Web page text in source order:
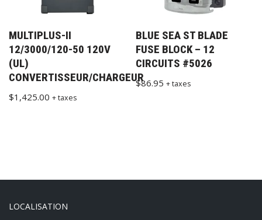
MULTIPLUS-II
12/3000/120-50 120V
(UL)
CONVERTISSEUR/CHARGEUR
$1,425.00 + taxes
BLUE SEA ST BLADE
FUSE BLOCK – 12
CIRCUITS #5026
$86.95 + taxes
LOCALISATION